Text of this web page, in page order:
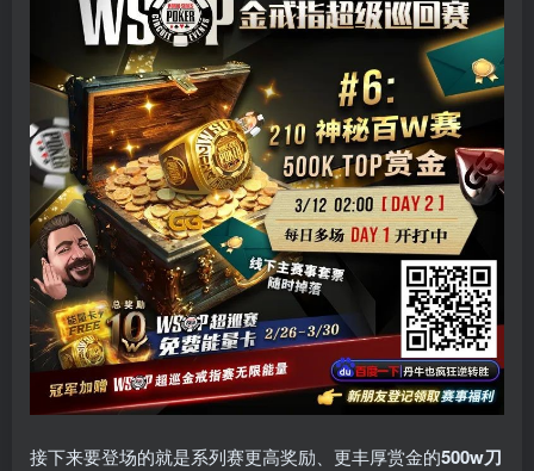
接下来要登场的就是系列赛更高奖励、更丰厚赏金的500w刀